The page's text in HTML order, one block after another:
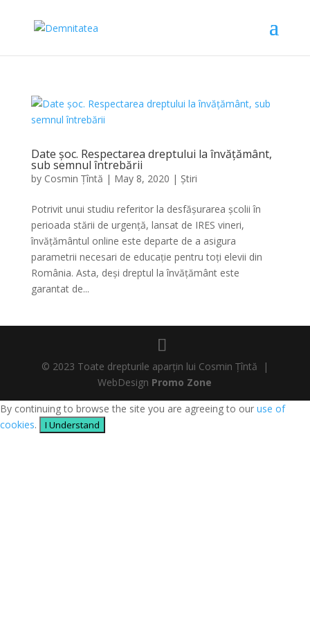
Date șoc. Respectarea dreptului la învățământ,
sub semnul întrebării
by Cosmin Țîntă | May 8, 2020 | Știri
Potrivit unui studiu referitor la desfășurarea școlii în
perioada stării de urgență, lansat de IRES vineri,
învățământul online este departe de a asigura
parametrii necesari de educație pentru toți elevii din
România. Asta, deși dreptul la învățământ este
garantat de...
© 2023 Toate drepturile aparțin lui Cosmin Țîntă |
WebDesign Promo Zone
By continuing to browse the site you are agreeing to our use of
cookies. I Understand